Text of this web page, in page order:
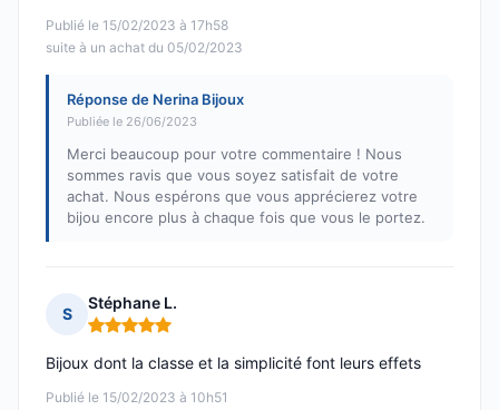
Publié le 15/02/2023 à 17h58
suite à un achat du 05/02/2023
Réponse de Nerina Bijoux
Publiée le 26/06/2023
Merci beaucoup pour votre commentaire ! Nous
sommes ravis que vous soyez satisfait de votre
achat. Nous espérons que vous apprécierez votre
bijou encore plus à chaque fois que vous le portez.
S
Stéphane L.
Note : 5 sur 5
Publié le 15/02/2023 à 10h51
Bijoux dont la classe et la simplicité font leurs effets